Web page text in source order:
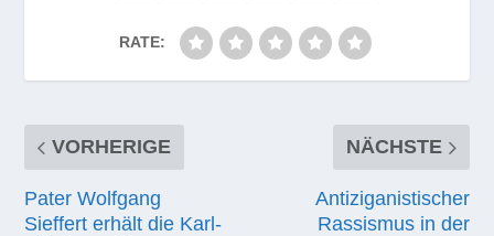
RATE:
VORHERIGE
Pater Wolfgang
Sieffert erhält die Karl-
NÄCHSTE
Antiziganistischer
Rassismus in der